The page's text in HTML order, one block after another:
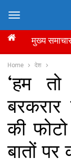
Home देश
‘हम
बरकरार
की
बातों पर
मुख्य